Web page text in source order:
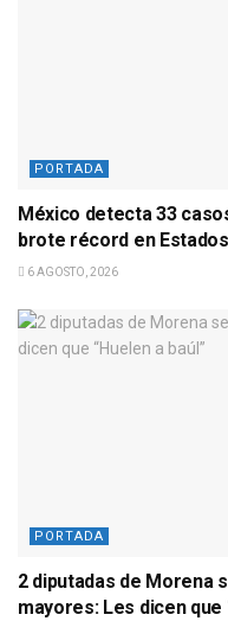
PORTADA
México detecta 33
brote récord en
6 AGOSTO, 2026
PORTADA
2 diputadas de Morena
mayores: Les dicen que